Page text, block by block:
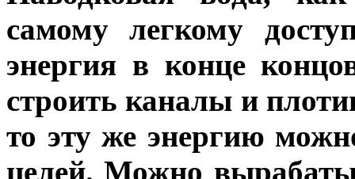
самому легкому
энергия в конце
строить каналы и
то эту же энергию
целей. Можно